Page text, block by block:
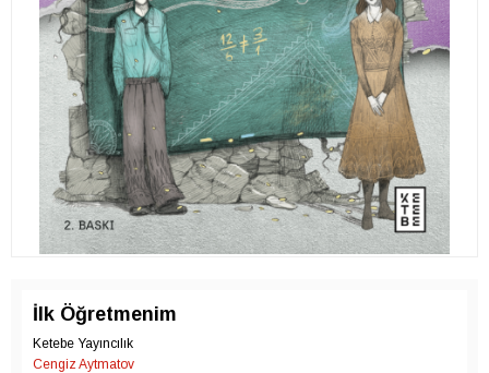
İlk Öğretmenim
Ketebe Yayıncılık
Cengiz Aytmatov